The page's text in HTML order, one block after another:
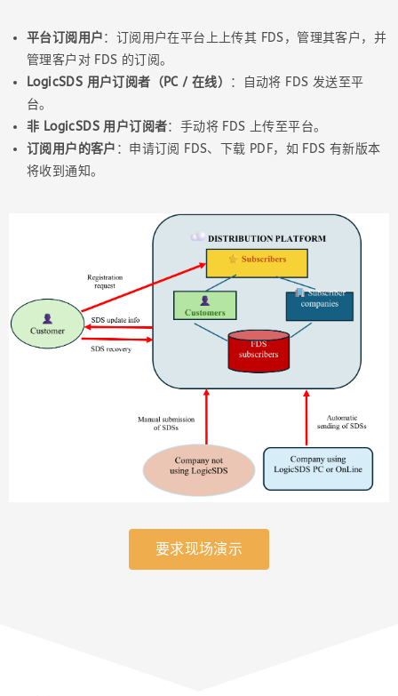
平台订阅用户：订阅用户在平台上上传其 FDS，管理其客户，并
管理客户对 FDS 的订阅。
LogicSDS 用户订阅者（PC / 在线）
：自动将 FDS 发送至平
台。
非 LogicSDS 用户订阅者：手动将 FDS 上传至平台。
订阅用户的客户 ：申请订阅 FDS、下载 PDF，如 FDS 有新版本
将收到通知。
要求现场演示